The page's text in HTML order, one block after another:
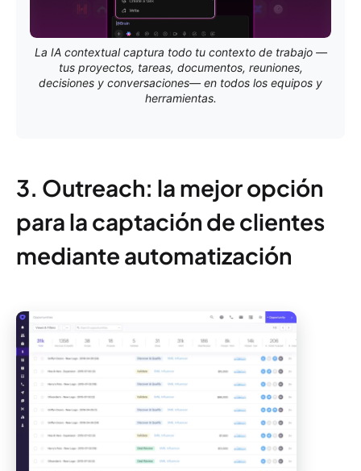
La IA contextual captura todo tu contexto de trabajo —
tus proyectos, tareas, documentos, reuniones,
decisiones y conversaciones— en todos los equipos y
herramientas.
3. Outreach: la mejor opción
para la captación de clientes
mediante automatización